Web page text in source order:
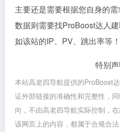
主要还是需要根据您自身的
数据则需要找ProBoost达人建
如该站的IP、PV、跳出率等！
特别
本站高老四导航提供的ProBoost
证外部链接的准确性和完整性，
向，不由高老四导航实际控制，
该网页上的内容，都属于合规合